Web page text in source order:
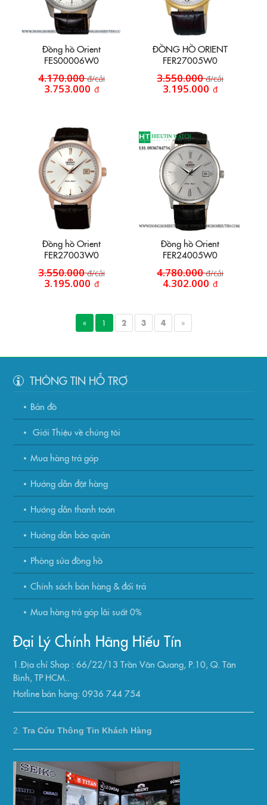
Đồng hồ Orient
FES00006W0
4.170.000đ/cái
3.753.000 đ
ĐỒNG HỒ ORIENT
FER27005W0
3.550.000đ/cái
3.195.000 đ
Đồng hồ Orient
FER27003W0
3.550.000đ/cái
3.195.000 đ
Đồng hồ Orient
FER24005W0
4.780.000đ/cái
4.302.000 đ
« 1 2 3 4 »
THÔNG TIN HỖ TRỢ
Bản đồ
Giới Thiệu về chúng tôi
Mua hàng trả góp
Hướng dẫn đặt hàng
Hướng dẫn thanh toán
Hướng dẫn bảo quản
Phòng sửa đồng hồ
Chính sách bán hàng & đổi trả
Mua hàng trả góp lãi suất 0%
Đại Lý Chính Hãng Hiếu Tín
1.Địa chỉ Shop : 66/22/13 Trần Văn Quang, P.10, Q. Tân
Bình, TP HCM..
Hotline bán hàng: 0936 744 754
2.Tra Cứu Thông Tin Khách Hàng